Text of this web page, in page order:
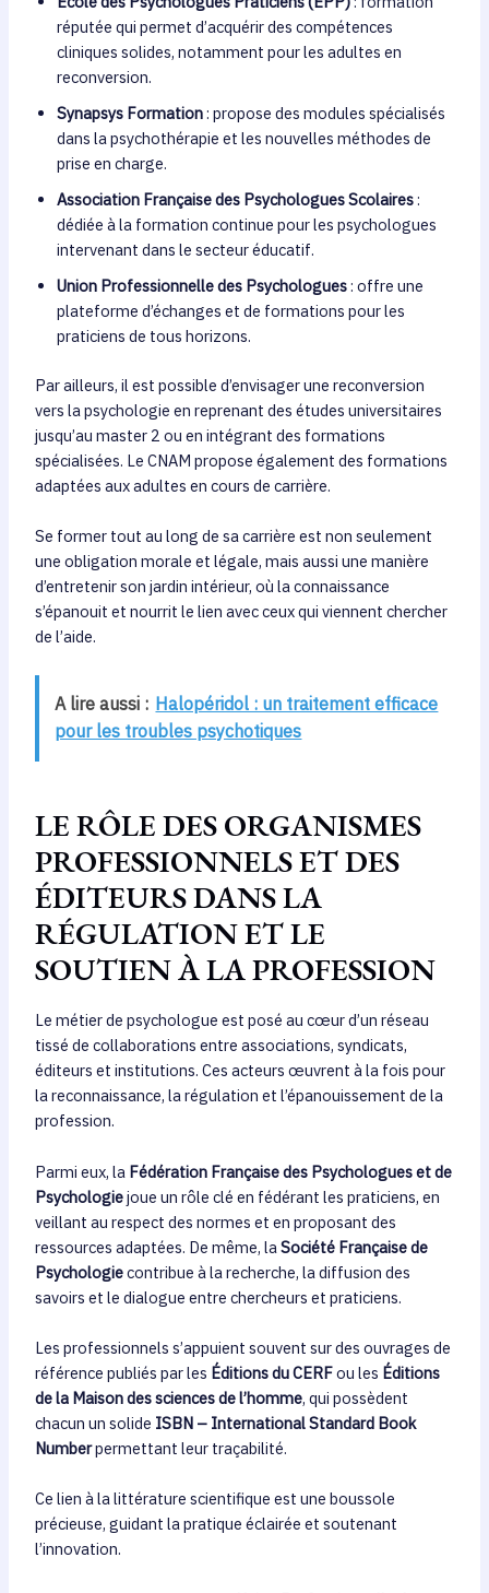
réputée qui permet d’acquérir des compétences
cliniques solides, notamment pour les adultes en
reconversion.
Synapsys Formation: propose des modules spécialisés
dans la psychothérapie et les nouvelles méthodes de
prise en charge.
Association Française des Psychologues Scolaires:
dédiée à la formation continue pour les psychologues
intervenant dans le secteur éducatif.
Union Professionnelle des Psychologues: offre une
plateforme d’échanges et de formations pour les
praticiens de tous horizons.
Par ailleurs, il est possible d’envisager une reconversion
vers la psychologie en reprenant des études universitaires
jusqu’au master 2 ou en intégrant des formations
spécialisées. Le CNAM propose également des formations
adaptées aux adultes en cours de carrière.
Se former tout au long de sa carrière est non seulement
une obligation morale et légale, mais aussi une manière
d’entretenir son jardin intérieur, où la connaissance
s’épanouit et nourrit le lien avec ceux qui viennent chercher
de l’aide.
A lire aussi : Halopéridol : un traitement efficace
pour les troubles psychotiques
LE RÔLE DES ORGANISMES
PROFESSIONNELS ET DES
ÉDITEURS DANS LA
RÉGULATION ET LE
SOUTIEN À LA PROFESSION
Le métier de psychologue est posé au cœur d’un réseau
tissé de collaborations entre associations, syndicats,
éditeurs et institutions. Ces acteurs œuvrent à la fois pour
la reconnaissance, la régulation et l’épanouissement de la
profession.
Parmi eux, la Fédération Française des Psychologues et de
Psychologiejoue un rôle clé en fédérant les praticiens, en
veillant au respect des normes et en proposant des
ressources adaptées. De même, la Société Française de
Psychologiecontribue à la recherche, la diffusion des
savoirs et le dialogue entre chercheurs et praticiens.
Les professionnels s’appuient souvent sur des ouvrages de
référence publiés par les Éditions du CERFou les Éditions
de la Maison des sciences de l’homme, qui possèdent
chacun un solide ISBN – International Standard Book
Numberpermettant leur traçabilité.
Ce lien à la littérature scientifique est une boussole
précieuse, guidant la pratique éclairée et soutenant
l’innovation.